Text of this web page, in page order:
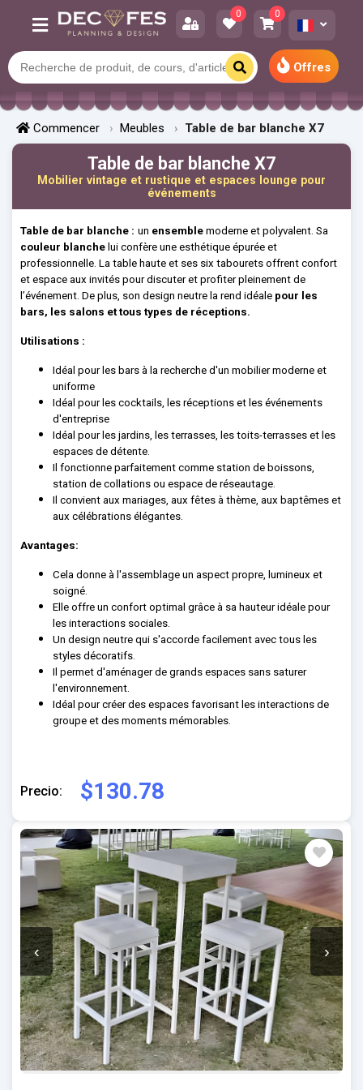
0 0
Offres
Commencer Meubles Table de bar blanche X7
‹ ›
Table de bar blanche X7
Mobilier vintage et rustique et espaces lounge pour
événements
Table de bar blanche : un ensemble moderne et polyvalent. Sa
couleur blanche lui confère une esthétique épurée et
professionnelle. La table haute et ses six tabourets offrent confort
et espace aux invités pour discuter et profiter pleinement de
l’événement. De plus, son design neutre la rend idéale pour les
bars, les salons et tous types de réceptions.
Utilisations :
Idéal pour les bars à la recherche d'un mobilier moderne et
uniforme
Idéal pour les cocktails, les réceptions et les événements
d'entreprise
Idéal pour les jardins, les terrasses, les toits-terrasses et les
espaces de détente.
Il fonctionne parfaitement comme station de boissons,
station de collations ou espace de réseautage.
Il convient aux mariages, aux fêtes à thème, aux baptêmes et
aux célébrations élégantes.
Avantages:
Cela donne à l'assemblage un aspect propre, lumineux et
soigné.
Elle offre un confort optimal grâce à sa hauteur idéale pour
les interactions sociales.
Un design neutre qui s'accorde facilement avec tous les
styles décoratifs.
Il permet d'aménager de grands espaces sans saturer
l'environnement.
Idéal pour créer des espaces favorisant les interactions de
groupe et des moments mémorables.
Precio: $130.78